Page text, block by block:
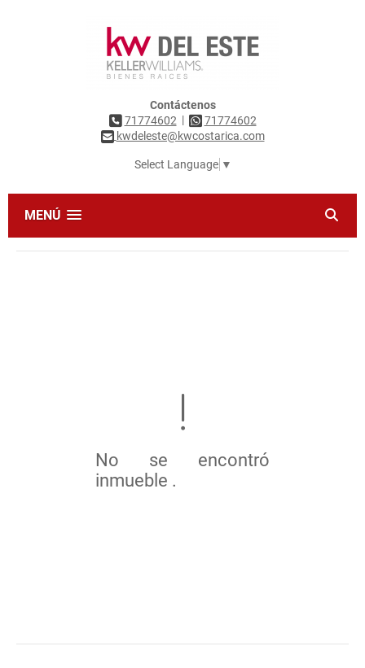
Contáctenos
71774602 |
71774602
kwdeleste@kwcostarica.com
Select Language ▼
MENÚ
No se encontró
inmueble .